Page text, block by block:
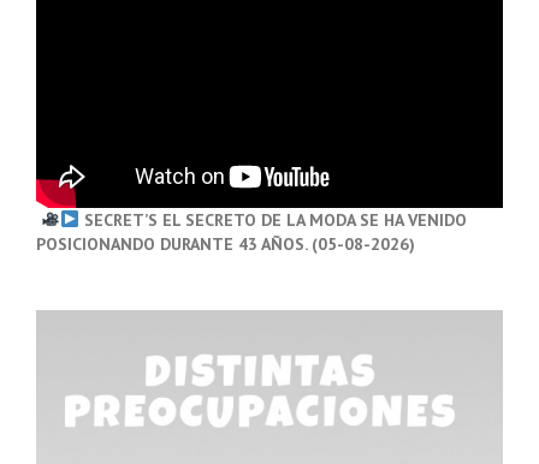
SECRET’S EL SECRETO DE LA MODA SE HA VENIDO
POSICIONANDO DURANTE 43 AÑOS. (05-08-2026)